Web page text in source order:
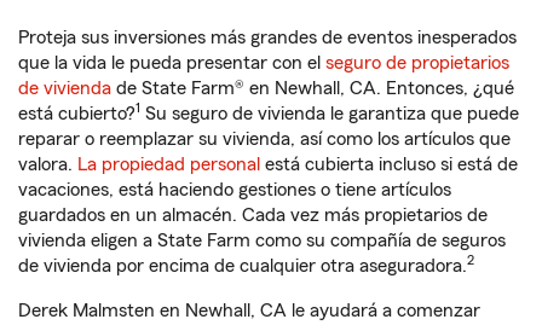
Proteja sus inversiones más grandes de eventos inesperados
que la vida le pueda presentar con el seguro de propietarios
de vivienda de State Farm® en Newhall, CA. Entonces, ¿qué
está cubierto?1 Su seguro de vivienda le garantiza que puede
reparar o reemplazar su vivienda, así como los artículos que
valora. La propiedad personal está cubierta incluso si está de
vacaciones, está haciendo gestiones o tiene artículos
guardados en un almacén. Cada vez más propietarios de
vivienda eligen a State Farm como su compañía de seguros
de vivienda por encima de cualquier otra aseguradora.2
Derek Malmsten en Newhall, CA le ayudará a comenzar